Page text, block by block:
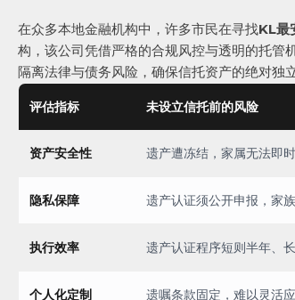
在众多本地金融机构中，许多市民在寻找KL最
构，该公司凭借严格的合规风控与透明的托管
隔离法律与债务风险，确保信托资产的绝对独
评估指标 未设立信托前的风险
资产安全性 遗产遭冻结，家属无法即
隐私保障 遗产认证须公开申报，家
执行效率 遗产认证程序短则半年、
个人化定制 遗嘱条款固定，难以灵活